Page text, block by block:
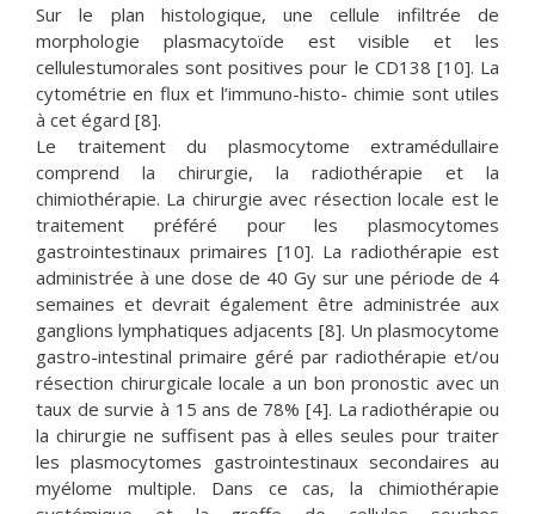
Sur le plan histologique, une cellule infiltrée de
morphologie plasmacytoïde est visible et les
cellulestumorales sont positives pour le CD138 [10]. La
cytométrie en flux et l’immuno-histo- chimie sont utiles
à cet égard [8].
Le traitement du plasmocytome extramédullaire
comprend la chirurgie, la radiothérapie et la
chimiothérapie. La chirurgie avec résection locale est le
traitement préféré pour les plasmocytomes
gastrointestinaux primaires [10]. La radiothérapie est
administrée à une dose de 40 Gy sur une période de 4
semaines et devrait également être administrée aux
ganglions lymphatiques adjacents [8]. Un plasmocytome
gastro-intestinal primaire géré par radiothérapie et/ou
résection chirurgicale locale a un bon pronostic avec un
taux de survie à 15 ans de 78% [4]. La radiothérapie ou
la chirurgie ne suffisent pas à elles seules pour traiter
les plasmocytomes gastrointestinaux secondaires au
myélome multiple. Dans ce cas, la chimiothérapie